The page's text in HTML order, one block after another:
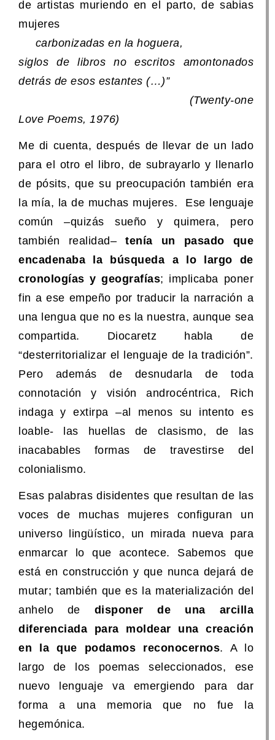
de artistas muriendo en el parto, de sabias
mujeres
carbonizadas en la hoguera,
siglos de libros no escritos amontonados
detrás de esos estantes (…)”
(Twenty-one
Love Poems, 1976)
Me di cuenta, después de llevar de un lado
para el otro el libro, de subrayarlo y llenarlo
de pósits, que su preocupación también era
la mía, la de muchas mujeres. Ese lenguaje
común –quizás sueño y quimera, pero
también realidad– tenía un pasado que
encadenaba la búsqueda a lo largo de
cronologías y geografías; implicaba poner
fin a ese empeño por traducir la narración a
una lengua que no es la nuestra, aunque sea
compartida. Diocaretz habla de
“desterritorializar el lenguaje de la tradición”.
Pero además de desnudarla de toda
connotación y visión androcéntrica, Rich
indaga y extirpa –al menos su intento es
loable- las huellas de clasismo, de las
inacabables formas de travestirse del
colonialismo.
Esas palabras disidentes que resultan de las
voces de muchas mujeres configuran un
universo lingüístico, un mirada nueva para
enmarcar lo que acontece. Sabemos que
está en construcción y que nunca dejará de
mutar; también que es la materialización del
anhelo de disponer de una arcilla
diferenciada para moldear una creación
en la que podamos reconocernos. A lo
largo de los poemas seleccionados, ese
nuevo lenguaje va emergiendo para dar
forma a una memoria que no fue la
hegemónica.